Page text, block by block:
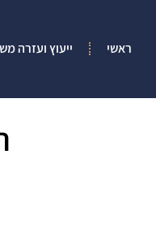
ראשי ייעוץ ועזרה